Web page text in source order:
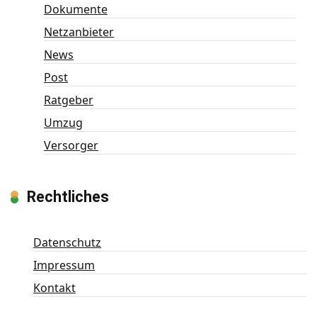
Dokumente
Netzanbieter
News
Post
Ratgeber
Umzug
Versorger
Rechtliches
Datenschutz
Impressum
Kontakt